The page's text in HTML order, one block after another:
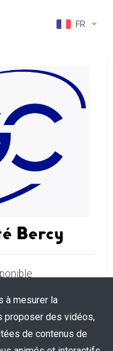
FR
Bercy
à mesurer la
proposer des vidéos,
de contenus de